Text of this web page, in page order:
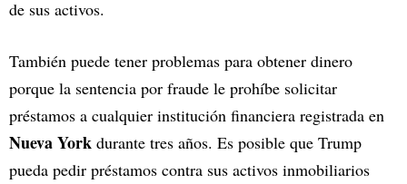
de sus activos.
También puede tener problemas para obtener dinero
porque la sentencia por fraude le prohíbe solicitar
préstamos a cualquier institución financiera registrada en
Nueva York durante tres años. Es posible que Trump
pueda pedir préstamos contra sus activos inmobiliarios